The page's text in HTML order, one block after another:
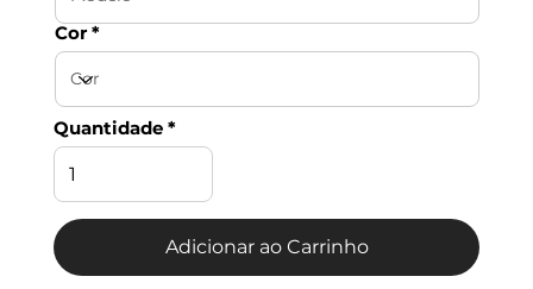
Cor
Quantidade
Adicionar ao Carrinho